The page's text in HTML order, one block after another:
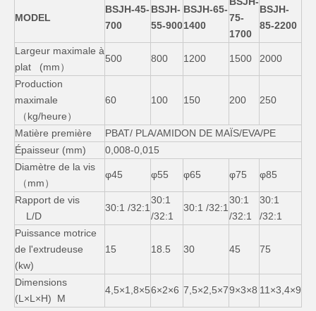
MODEL
BSJH-45-
700
BSJH-
55-900
BSJH-65-
1400
75-
1700
BSJH-
85-2200
Largeur maximale à
plat (mm）
500 800 1200 1500 2000
Production
maximale
（kg/heure）
60 100 150 200 250
Matière première
PBAT/ PLA/AMIDON DE MAÏS/EVA/PE
Épaisseur (mm)
0,008-0,015
Diamètre de la vis
（mm）
φ45 φ55 φ65 φ75 φ85
Rapport de vis
L/D
30:1 /32:1
30:1
/32:1
30:1 /32:1
30:1
/32:1
30:1
/32:1
Puissance motrice
de l'extrudeuse
(kw)
15 18.5 30 45 75
Dimensions
(L×L×H) M
4,5×1,8×56×2×6 7,5×2,5×79×3×8 11×3,4×9